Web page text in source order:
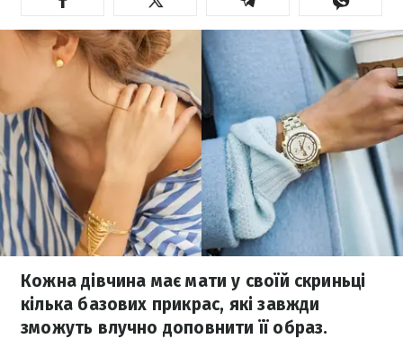
Кожна дівчина має мати у своїй скриньці
кілька базових прикрас, які завжди
зможуть влучно доповнити її образ.